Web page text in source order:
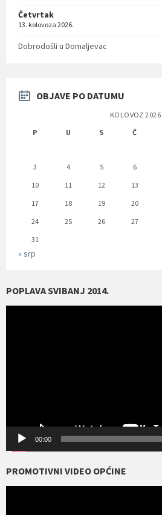
Četvrtak
13. kolovoza 2026.
Dobrodošli u Domaljevac
OBJAVE PO DATUMU
KOLOVOZ 2026
P
U S Č
3
4 5 6
10
11 12 13
17
18 19 20
24
25 26 27
31
« srp
POPLAVA SVIBANJ 2014.
00:00
PROMOTIVNI VIDEO OPĆINE